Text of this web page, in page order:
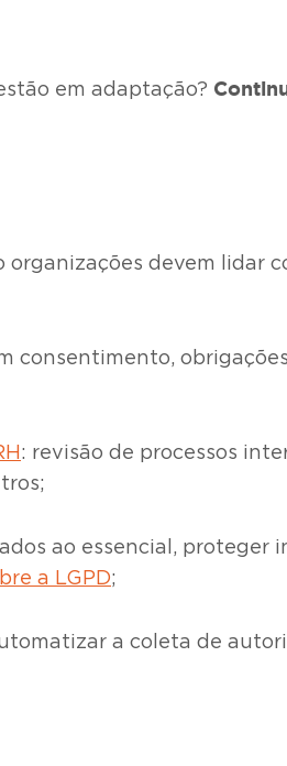
em adaptação?
devem lidar
consentimento,
: revisão de processos
ao essencial, proteger
a LGPD;
a coleta de